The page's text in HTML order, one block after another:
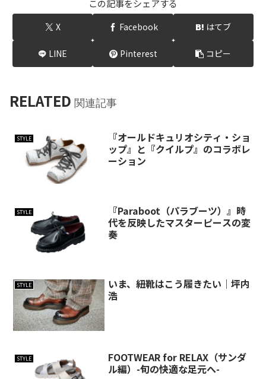
この記事をシェアする
X Facebook はてブ
LINE Pinterest コピー
RELATED 関連記事
STYLE
『オールドキュリオシティ・ショ
ップ』と『クイルプ』のコラボレ
ーション
STYLE
『Paraboot（パラブーツ）』時
代を反映したマスターピースの変
奏
STYLE
いま、紐靴はこう履きたい｜坪内
浩
STYLE
FOOTWEAR for RELAX（サンダ
ル編）-旬の快適な足元へ-